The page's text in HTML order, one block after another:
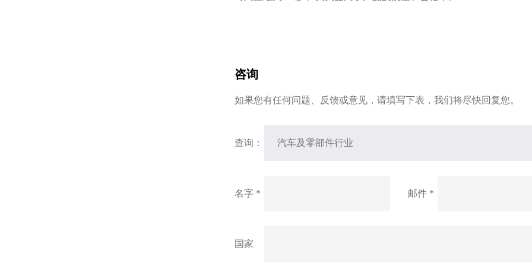
咨询
如果您有任何问题、反馈或意见，请填写下表，我们将尽快回复您。
查询：
名字 * 邮件 *
国家